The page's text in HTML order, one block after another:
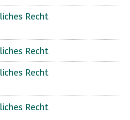
Recht
Recht
Recht
Recht